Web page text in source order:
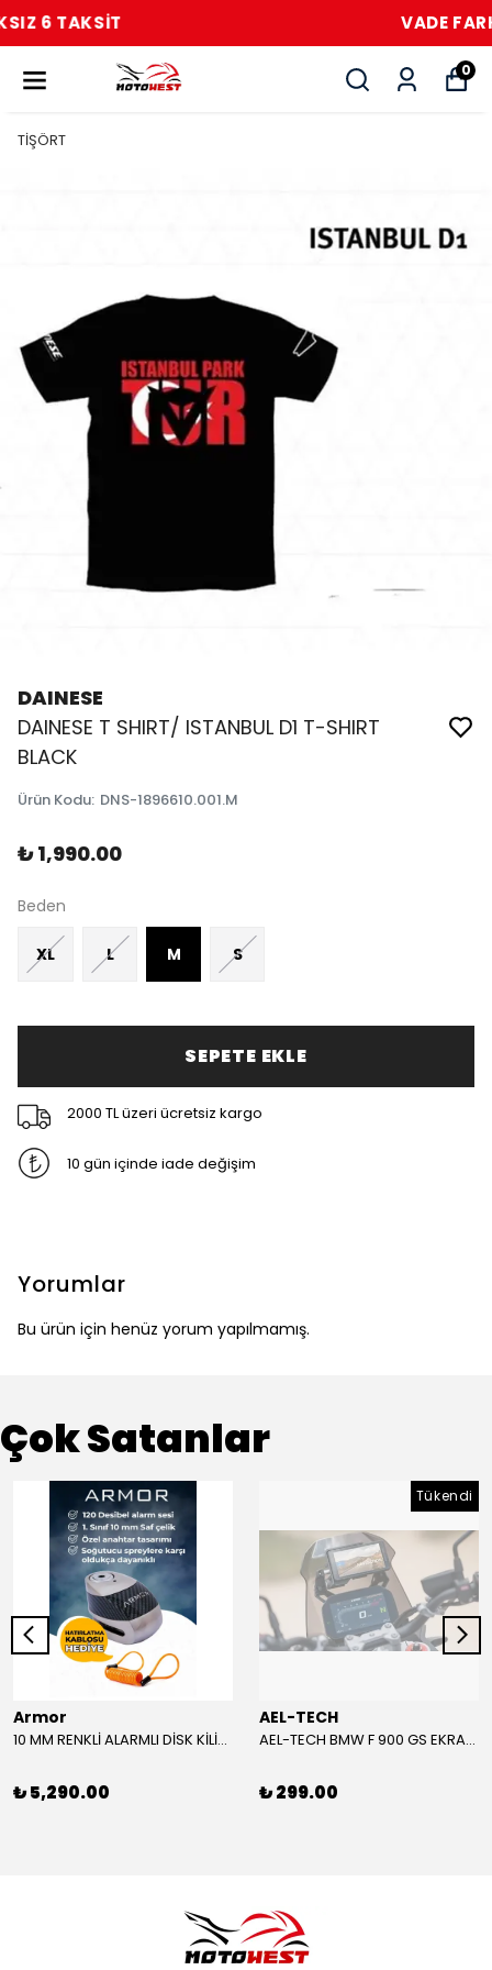
0
TİŞÖRT
DAINESE
DAINESE T SHIRT/ ISTANBUL D1 T-SHIRT
BLACK
Ürün Kodu: DNS-1896610.001.M
₺ 1,990.00
Beden
XL L M S
SEPETE EKLE
2000 TL üzeri ücretsiz kargo
10 gün içinde iade değişim
Yorumlar
Bu ürün için henüz yorum yapılmamış.
Çok Satanlar
Armor
10 MM RENKLİ ALARMLI DİSK KİLİDİ YENİ VERSİYON
₺ 5,290.00
Tükendi
AEL-TECH
AEL-TECH BMW F 900 GS EKRAN/GÖSTERGE KORUYUCU 2024-2025
₺ 299.00